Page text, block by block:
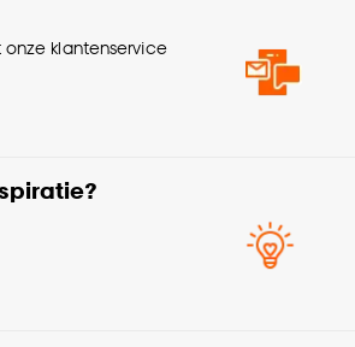
klantenservice